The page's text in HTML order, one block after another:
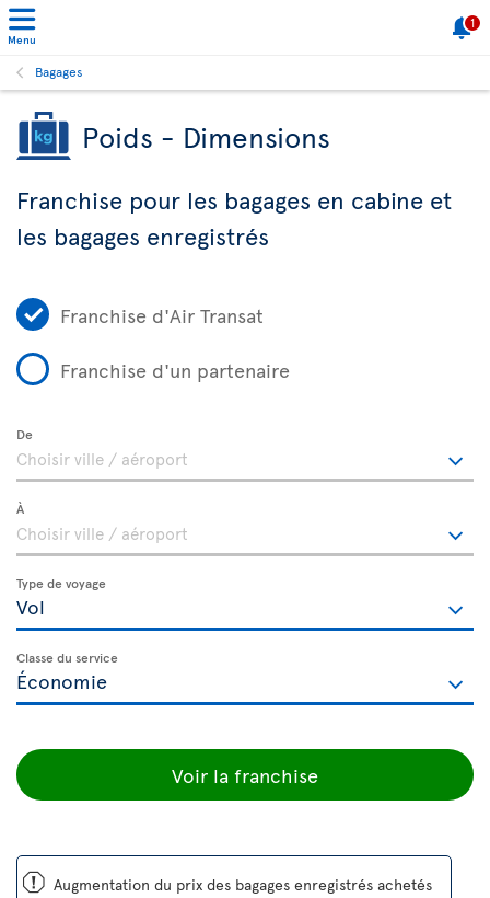
Menu
1
Bagages
Poids - Dimensions
Franchise pour les bagages en cabine et
les bagages enregistrés
Franchise d'Air Transat
Franchise d'un partenaire
De
À
Type de voyage
Classe du service
Voir la franchise
ü Augmentation du prix des bagages enregistrés achetés